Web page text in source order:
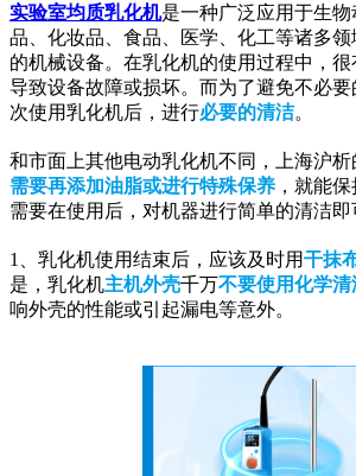
实验室均质乳化机是一种广泛应用于生
品、化妆品、食品、医学、化工等诸多
的机械设备。在乳化机的使用过程中，
导致设备故障或损坏。而为了避免不必
次使用乳化机后，进行必要的清洁。
和市面上其他电动乳化机不同，上海沪析
需要再添加油脂或进行特殊保养 ，就能
需要在使用后，对机器进行简单的清洁即
1、乳化机使用结束后，应该及时用干抹
是，乳化机主机外壳千万不要使用化学清
响外壳的性能或引起漏电等意外。